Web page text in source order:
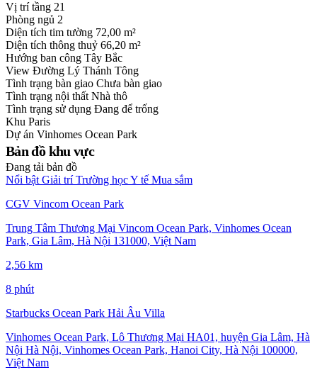
Vị trí tầng 21
Phòng ngủ 2
Diện tích tim tường 72,00 m²
Diện tích thông thuỷ 66,20 m²
Hướng ban công Tây Bắc
View Đường Lý Thánh Tông
Tình trạng bàn giao Chưa bàn giao
Tình trạng nội thất Nhà thô
Tình trạng sử dụng Đang để trống
Khu Paris
Dự án Vinhomes Ocean Park
Bản đồ khu vực
Đang tải bản đồ
Nổi bật Giải trí Trường họcY tế Mua sắm
CGV Vincom Ocean Park
Trung Tâm Thương Mại Vincom Ocean Park, Vinhomes Ocean
Park, Gia Lâm, Hà Nội 131000, Việt Nam
2,56 km
8 phút
Starbucks Ocean Park Hải Âu Villa
Vinhomes Ocean Park, Lô Thương Mại HA01, huyện Gia Lâm, Hà
Nội Hà Nội, Vinhomes Ocean Park, Hanoi City, Hà Nội 100000,
Việt Nam